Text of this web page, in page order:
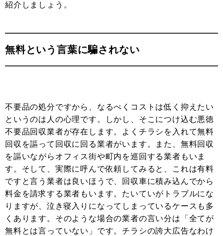
紹介しましょう。
無料という言葉に騙されない
不要品の処分ですから、なるべくコストは低く抑えたい
というのは人の心理です。しかし、そこにつけ込む悪徳
不要品回収業者が存在します。よくチラシを入れて無料
回収を謳って回収に回る業者がいます。また、無料回収
を謳いながらオフィス街や町内を巡回する業者もいま
す。そして、実際に呼んで依頼してみると、これは有料
ですと言う業者は良いほうで、回収車に積み込んでから
料金を請求する業者もいます。たいていがトラブルにな
りますが、泣き寝入りになってしまっているケースも多
くあります。そのような場合の業者の言い分は「全てが
無料とは言っていない」です。チラシの誇大広告なわけ